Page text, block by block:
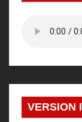
VERSION